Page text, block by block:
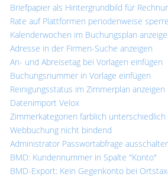
Briefpapier als Hintergrundbild für
Rate auf Plattformen periodenweise
Kalenderwochen im Buchungsplan
Adresse in der Firmen-Suche anzeigen
An- und Abreisetag bei Vorlagen einfügen
Buchungsnummer in Vorlage einfügen
Reinigungsstatus im Zimmerplan anzeigen
Datenimport Velox
Zimmerkategorien farblich unterschiedlich
Webbuchung nicht bindend
Administrator Passwortabfrage
BMD: Kundennummer in Spalte "Konto"
BMD-Export: Kein Gegenkonto bei